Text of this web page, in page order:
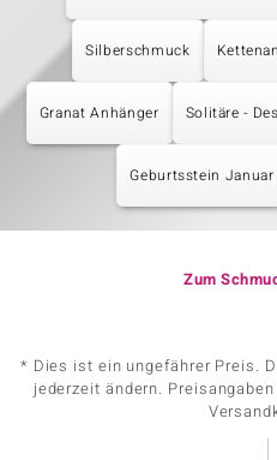
Silberschmuck
Granat Anhänger Solitäre -
Geburtsstein Januar
Zum
* Dies ist ein ungefährer Preis.
jederzeit ändern.